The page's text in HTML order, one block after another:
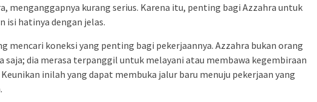
menganggapnya kurang serius. Karena itu, penting bagi Azzahra untuk
isi hatinya dengan jelas.
mencari koneksi yang penting bagi pekerjaannya. Azzahra bukan orang
saja; dia merasa terpanggil untuk melayani atau membawa kegembiraan
inilah yang dapat membuka jalur baru menuju pekerjaan yang